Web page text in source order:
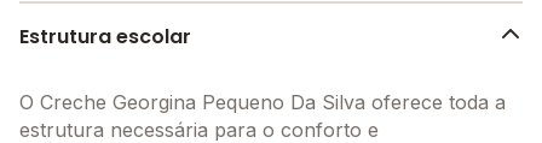
Estrutura escolar
O Creche Georgina Pequeno Da Silva oferece toda a
estrutura necessária para o conforto e